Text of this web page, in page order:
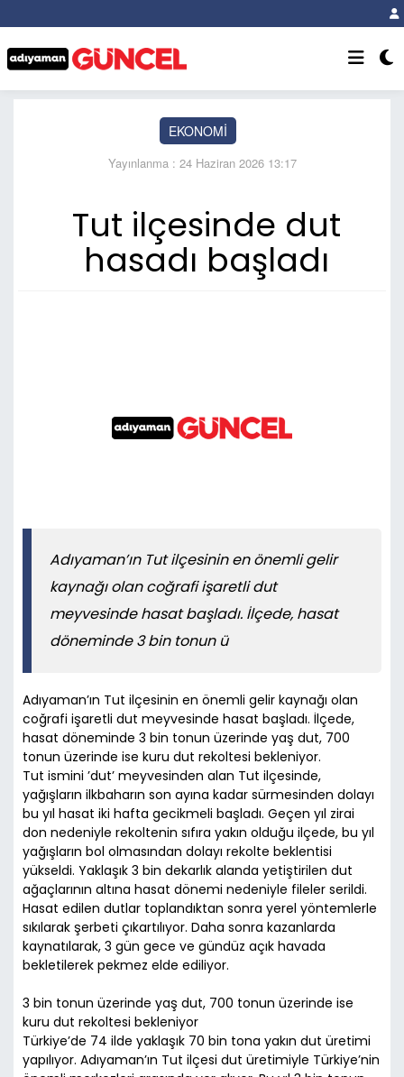
EKONOMİ
Yayınlanma : 24 Haziran 2026 13:17
Tut ilçesinde dut
hasadı başladı
Adıyaman’ın Tut ilçesinin en önemli gelir
kaynağı olan coğrafi işaretli dut
meyvesinde hasat başladı. İlçede, hasat
döneminde 3 bin tonun ü
Adıyaman’ın Tut ilçesinin en önemli gelir kaynağı olan
coğrafi işaretli dut meyvesinde hasat başladı. İlçede,
hasat döneminde 3 bin tonun üzerinde yaş dut, 700
tonun üzerinde ise kuru dut rekoltesi bekleniyor.
Tut ismini ’dut’ meyvesinden alan Tut ilçesinde,
yağışların ilkbaharın son ayına kadar sürmesinden dolayı
bu yıl hasat iki hafta gecikmeli başladı. Geçen yıl zirai
don nedeniyle rekoltenin sıfıra yakın olduğu ilçede, bu yıl
yağışların bol olmasından dolayı rekolte beklentisi
yükseldi. Yaklaşık 3 bin dekarlık alanda yetiştirilen dut
ağaçlarının altına hasat dönemi nedeniyle fileler serildi.
Hasat edilen dutlar toplandıktan sonra yerel yöntemlerle
sıkılarak şerbeti çıkartılıyor. Daha sonra kazanlarda
kaynatılarak, 3 gün gece ve gündüz açık havada
bekletilerek pekmez elde ediliyor.
3 bin tonun üzerinde yaş dut, 700 tonun üzerinde ise
kuru dut rekoltesi bekleniyor
Türkiye’de 74 ilde yaklaşık 70 bin tona yakın dut üretimi
yapılıyor. Adıyaman’ın Tut ilçesi dut üretimiyle Türkiye’nin